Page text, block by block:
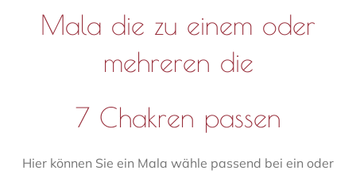
Mala die zu einem oder
mehreren die
7 Chakren passen
Hier können Sie ein Mala wähle passend bei ein oder